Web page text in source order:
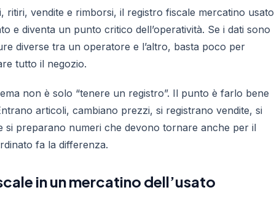
ritiri, vendite e rimborsi, il registro fiscale mercatino usato
e diventa un punto critico dell’operatività. Se i dati sono
diverse tra un operatore e l’altro, basta poco per
tutto il negozio.
non è solo “tenere un registro”. Il punto è farlo bene
articoli, cambiano prezzi, si registrano vendite, si
si preparano numeri che devono tornare anche per il
fa la differenza.
in un mercatino dell’usato